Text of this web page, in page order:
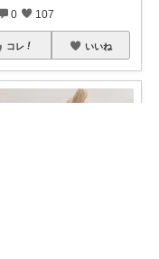
0 107
コレ いいね